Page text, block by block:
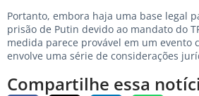
Portanto, embora haja uma base legal
prisão de Putin devido ao mandato do
medida parece provável em um evento
envolve uma série de considerações
Compartilhe essa